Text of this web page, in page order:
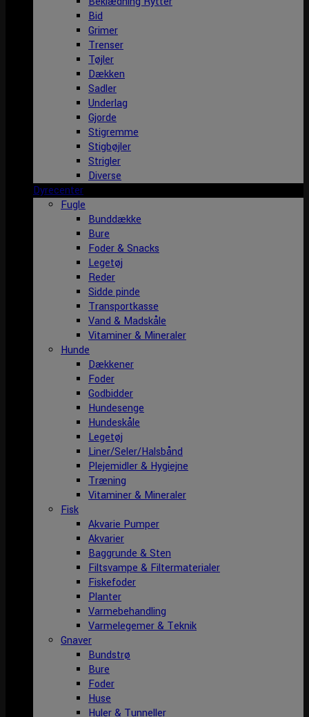
Bid
Grimer
Trenser
Tøjler
Dækken
Sadler
Underlag
Gjorde
Stigremme
Stigbøjler
Strigler
Diverse
Dyrecenter
Fugle
Bunddække
Bure
Foder & Snacks
Legetøj
Reder
Sidde pinde
Transportkasse
Vand & Madskåle
Vitaminer & Mineraler
Hunde
Dækkener
Foder
Godbidder
Hundesenge
Hundeskåle
Legetøj
Liner/Seler/Halsbånd
Plejemidler & Hygiejne
Træning
Vitaminer & Mineraler
Fisk
Akvarie Pumper
Akvarier
Baggrunde & Sten
Filtsvampe & Filtermaterialer
Fiskefoder
Planter
Varmebehandling
Varmelegemer & Teknik
Gnaver
Bundstrø
Bure
Foder
Huse
Huler & Tunneller